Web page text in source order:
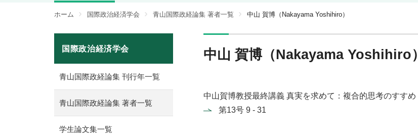
ホーム 国際政治経済学会 青山国際政経論集 著者一覧 中山 賀博（Nakayama Yoshihiro）
中山 賀博（Nakayama Yoshihiro）
中山賀博教授最終講義 真実を求めて：複合的思考のすすめ
第13号 9 - 31
国際政治経済学会
青山国際政経論集 刊行年一覧
青山国際政経論集 著者一覧
学生論文集一覧